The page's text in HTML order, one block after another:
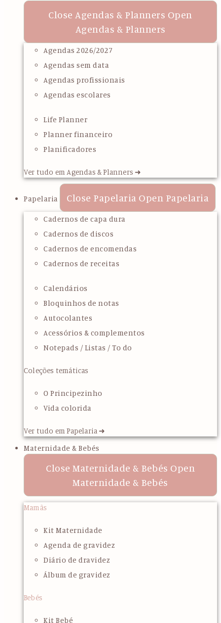
Close Agendas & Planners Open
Agendas & Planners
Agendas 2026/2027
Agendas sem data
Agendas profissionais
Agendas escolares
Life Planner
Planner financeiro
Planificadores
Ver tudo em Agendas & Planners ➜
Papelaria Close Papelaria Open Papelaria
Cadernos de capa dura
Cadernos de discos
Cadernos de encomendas
Cadernos de receitas
Calendários
Bloquinhos de notas
Autocolantes
Acessórios & complementos
Notepads / Listas / To do
Coleções temáticas
O Principezinho
Vida colorida
Ver tudo em Papelaria ➜
Maternidade & Bebés
Close Maternidade & Bebés Open
Maternidade & Bebés
Mamãs
Kit Maternidade
Agenda de gravidez
Diário de dravidez
Álbum de gravidez
Bebés
Kit Bebé